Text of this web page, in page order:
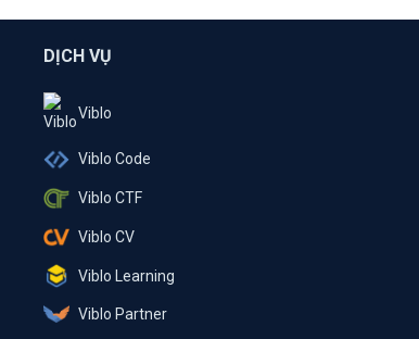
DỊCH VỤ
Viblo
Viblo Code
Viblo CTF
Viblo CV
Viblo Learning
Viblo Partner